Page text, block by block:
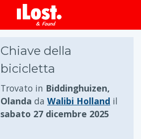
principale
Chiave della
bicicletta
Trovato in Biddinghuizen,
Olanda da Walibi Holland il
sabato 27 dicembre 2025